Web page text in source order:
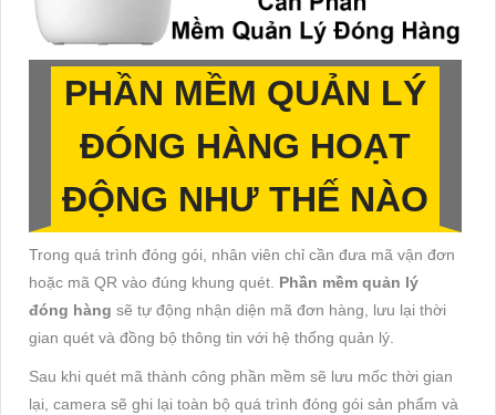
PHẦN MỀM QUẢN LÝ
ĐÓNG HÀNG HOẠT
ĐỘNG NHƯ THẾ NÀO
Trong quá trình đóng gói, nhân viên chỉ cần đưa mã vận đơn
hoặc mã QR vào đúng khung quét. Phần mềm quản lý
đóng hàng sẽ tự động nhận diện mã đơn hàng, lưu lại thời
gian quét và đồng bộ thông tin với hệ thống quản lý.
Sau khi quét mã thành công phần mềm sẽ lưu mốc thời gian
lại, camera sẽ ghi lại toàn bộ quá trình đóng gói sản phẩm và